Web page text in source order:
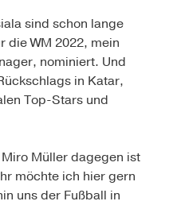
sind schon lange
die WM 2022, mein
nominiert. Und
in Katar,
Top-Stars und
Müller dagegen ist
möchte ich hier gern
uns der Fußball in